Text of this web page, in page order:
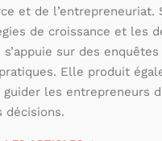
et de l’entrepreneuriat.
de croissance et les
sur des enquêtes
Elle produit
les entrepreneurs
décisions.